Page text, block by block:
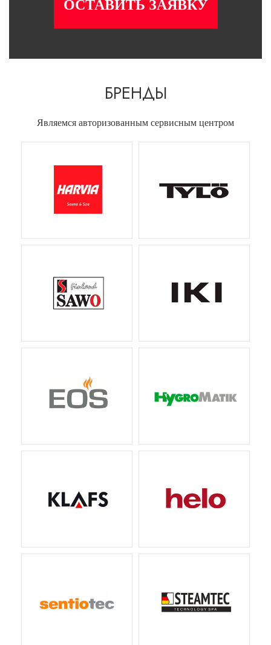
ОСТАВИТЬ ЗАЯВКУ
БРЕНДЫ
Являемся авторизованным сервисным центром